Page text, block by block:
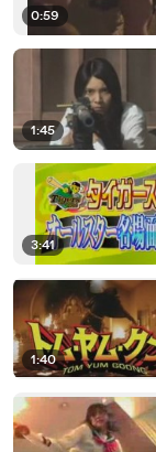
0:59
1:45
3:41
1:40